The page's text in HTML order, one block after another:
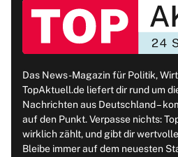
Das News-Magazin für Politik,
TopAktuell.de liefert dir rund um
Nachrichten aus Deutschland –
auf den Punkt. Verpasse nichts:
wirklich zählt, und gibt dir
Bleibe immer auf dem neuesten